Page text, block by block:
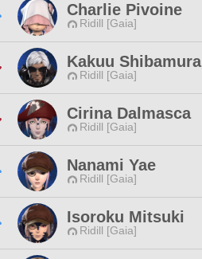
Charlie Pivoine
Ridill [Gaia]
Kakuu Shibamura
Ridill [Gaia]
Cirina Dalmasca
Ridill [Gaia]
Nanami Yae
Ridill [Gaia]
Isoroku Mitsuki
Ridill [Gaia]